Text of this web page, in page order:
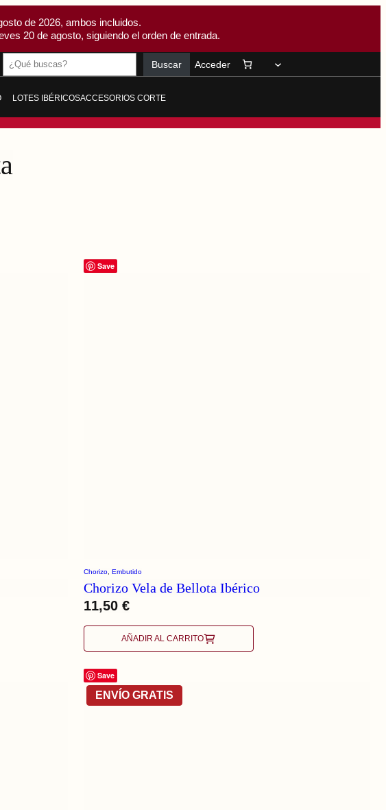
de 2026, ambos incluidos.
20 de agosto, siguiendo el orden de entrada.
Buscar
Buscar Acceder
LOTES IBÉRICOSACCESORIOS CORTE
Save
Chorizo, Embutido
Chorizo Vela de Bellota Ibérico
11,50 €
AÑADIR AL CARRITO
Save